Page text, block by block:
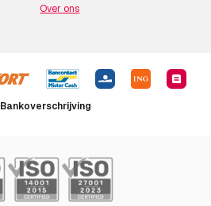
Over ons
Bankoverschrijving